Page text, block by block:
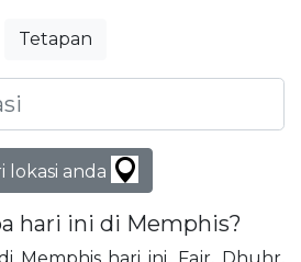
Tetapan
lokasi anda
hari ini di Memphis?